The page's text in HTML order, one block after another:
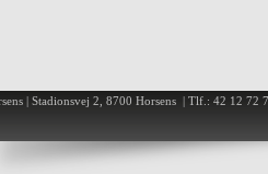
| Stadionsvej 2, 8700 Horsens | Tlf.: 42 12 72